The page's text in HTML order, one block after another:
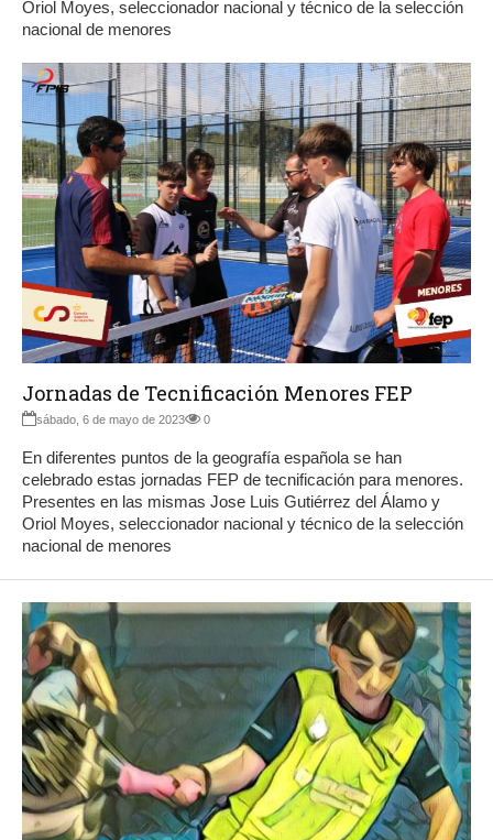
Oriol Moyes, seleccionador nacional y técnico de la selección
nacional de menores
Jornadas de Tecnificación Menores FEP
sábado, 6 de mayo de 2023 0
En diferentes puntos de la geografía española se han
celebrado estas jornadas FEP de tecnificación para menores.
Presentes en las mismas Jose Luis Gutiérrez del Álamo y
Oriol Moyes, seleccionador nacional y técnico de la selección
nacional de menores